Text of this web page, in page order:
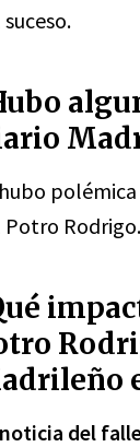
Potro Rodrigo.
del